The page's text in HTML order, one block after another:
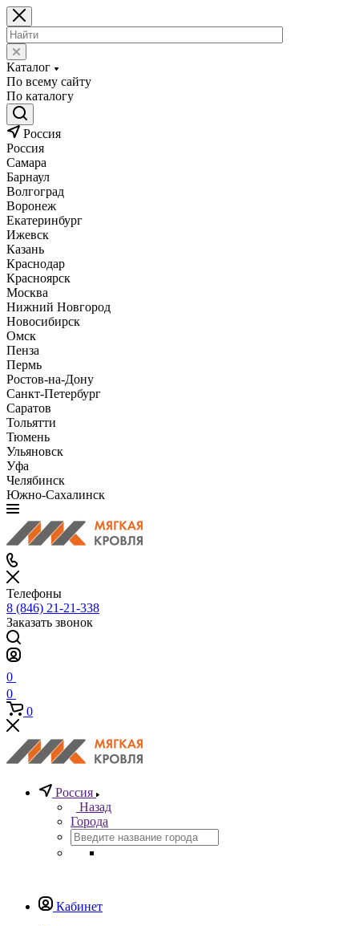
Каталог
По всему сайту
По каталогу
Россия
Россия
Самара
Барнаул
Волгоград
Воронеж
Екатеринбург
Ижевск
Казань
Краснодар
Красноярск
Москва
Нижний Новгород
Новосибирск
Омск
Пенза
Пермь
Ростов-на-Дону
Санкт-Петербург
Саратов
Тольятти
Тюмень
Ульяновск
Уфа
Челябинск
Южно-Сахалинск
Телефоны
8 (846) 21-21-338
Заказать звонок
0
0
0
Россия
Назад
Города
Кабинет